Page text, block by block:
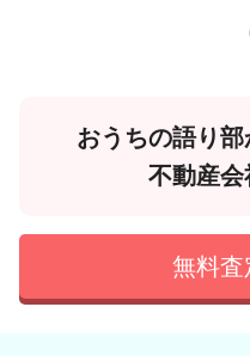
おうちの語り部
不動産会
無料査